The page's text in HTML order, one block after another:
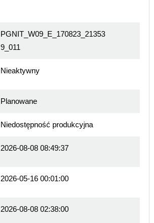
PGNIT_W09_E_170823_21353
9_011
Nieaktywny
Planowane
Niedostępność produkcyjna
2026-08-08 08:49:37
2026-05-16 00:01:00
2026-08-08 02:38:00